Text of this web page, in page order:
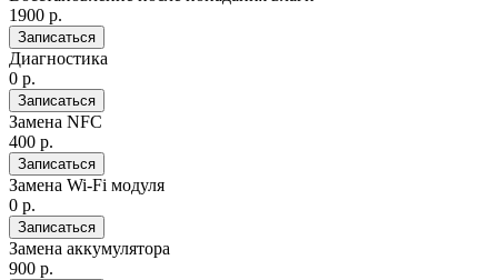
1900 р.
Записаться
Диагностика
0 р.
Записаться
Замена NFC
400 р.
Записаться
Замена Wi-Fi модуля
0 р.
Записаться
Замена аккумулятора
900 р.